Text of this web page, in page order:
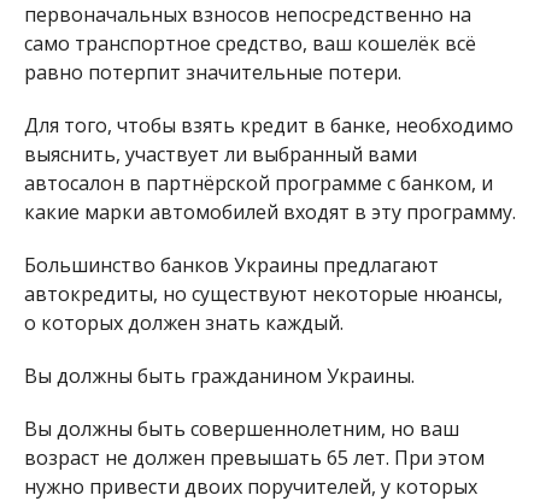
первоначальных взносов непосредственно на
само транспортное средство, ваш кошелёк всё
равно потерпит значительные потери.
Для того, чтобы взять кредит в банке, необходимо
выяснить, участвует ли выбранный вами
автосалон в партнёрской программе с банком, и
какие марки автомобилей входят в эту программу.
Большинство банков Украины предлагают
автокредиты, но существуют некоторые нюансы,
о которых должен знать каждый.
Вы должны быть гражданином Украины.
Вы должны быть совершеннолетним, но ваш
возраст не должен превышать 65 лет. При этом
нужно привести двоих поручителей, у которых